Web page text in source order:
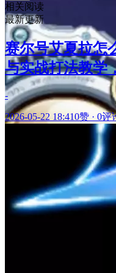
相关阅读
最新更新
赛尔号艾夏拉怎
与实战打法教学
-
2026-05-22 18:410赞 · 0评